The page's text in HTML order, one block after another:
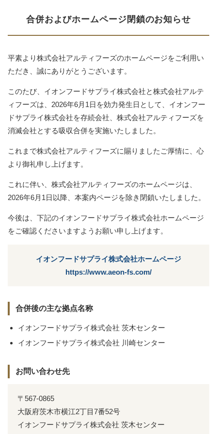
合併およびホームページ閉鎖のお知らせ
平素より株式会社アルティフーズのホームページをご利用い
ただき、誠にありがとうございます。
このたび、イオンフードサプライ株式会社と株式会社アルテ
ィフーズは、2026年6月1日を効力発生日として、イオンフー
ドサプライ株式会社を存続会社、株式会社アルティフーズを
消滅会社とする吸収合併を実施いたしました。
これまで株式会社アルティフーズに賜りましたご厚情に、心
より御礼申し上げます。
これに伴い、株式会社アルティフーズのホームページは、
2026年6月1日以降、本案内ページを除き閉鎖いたしました。
今後は、下記のイオンフードサプライ株式会社ホームページ
をご確認くださいますようお願い申し上げます。
イオンフードサプライ株式会社ホームページ
https://www.aeon-fs.com/
合併後の主な拠点名称
イオンフードサプライ株式会社 茨木センター
イオンフードサプライ株式会社 川崎センター
お問い合わせ先
〒567-0865
大阪府茨木市横江2丁目7番52号
イオンフードサプライ株式会社 茨木センター